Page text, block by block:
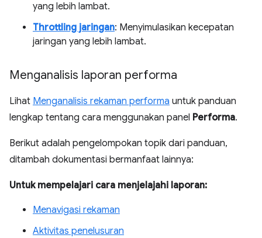
yang lebih lambat.
Throttling jaringan: Menyimulasikan kecepatan
jaringan yang lebih lambat.
Menganalisis laporan performa
Lihat Menganalisis rekaman performa untuk panduan
lengkap tentang cara menggunakan panel Performa.
Berikut adalah pengelompokan topik dari panduan,
ditambah dokumentasi bermanfaat lainnya:
Untuk mempelajari cara menjelajahi laporan:
Menavigasi rekaman
Aktivitas penelusuran